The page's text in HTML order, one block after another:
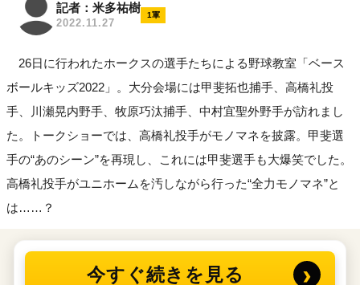
記者：米多祐樹
2022.11.27
1軍
26日に行われたホークスの選手たちによる野球教室「ベース
ボールキッズ2022」。大分会場には甲斐拓也捕手、高橋礼投
手、川瀬晃内野手、牧原巧汰捕手、中村宜聖外野手が訪れまし
た。トークショーでは、高橋礼投手がモノマネを披露。甲斐選
手の“あのシーン”を再現し、これには甲斐選手も大爆笑でした。
高橋礼投手がユニホームを汚しながら行った“全力モノマネ”と
は……？